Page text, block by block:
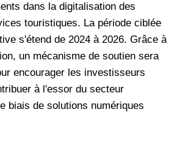
dans la digitalisation des
touristiques. La période ciblée
s'étend de 2024 à 2026. Grâce à
un mécanisme de soutien sera
encourager les investisseurs
à l'essor du secteur
biais de solutions numériques